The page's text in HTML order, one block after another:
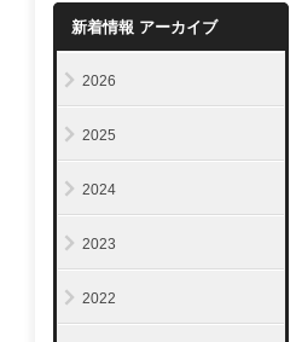
新着情報 アーカイブ
2026
2025
2024
2023
2022